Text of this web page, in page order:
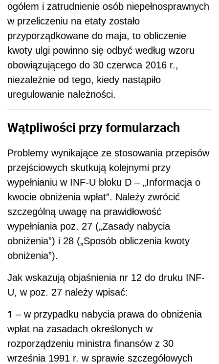
ogółem i zatrudnienie osób niepełnosprawnych
w przeliczeniu na etaty zostało
przyporządkowane do maja, to obliczenie
kwoty ulgi powinno się odbyć według wzoru
obowiązującego do 30 czerwca 2016 r.,
niezależnie od tego, kiedy nastąpiło
uregulowanie należności.
Wątpliwości przy formularzach
Problemy wynikające ze stosowania przepisów
przejściowych skutkują kolejnymi przy
wypełnianiu w INF-U bloku D – „Informacja o
kwocie obniżenia wpłat”. Należy zwrócić
szczególną uwagę na prawidłowość
wypełniania poz. 27 („Zasady nabycia
obniżenia”) i 28 („Sposób obliczenia kwoty
obniżenia”).
Jak wskazują objaśnienia nr 12 do druku INF-
U, w poz. 27 należy wpisać:
1 – w przypadku nabycia prawa do obniżenia
wpłat na zasadach określonych w
rozporządzeniu ministra finansów z 30
września 1991 r. w sprawie szczegółowych